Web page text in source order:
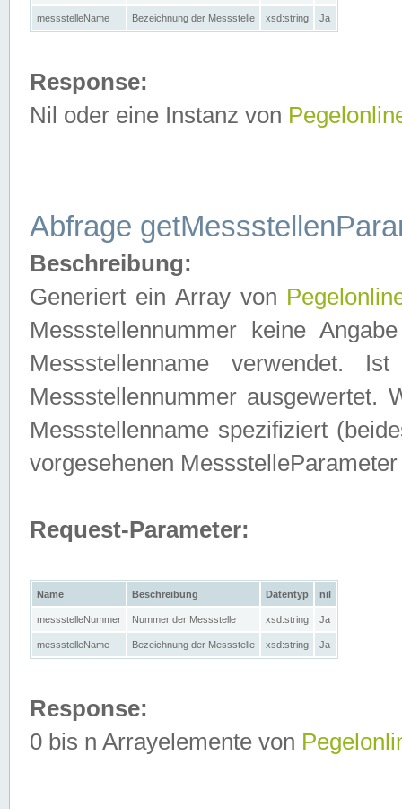
messstelleName Bezeichnung der Messstelle xsd:string Ja
Response:
Nil oder eine Instanz von
Abfrage
Beschreibung:
Generiert ein Array von
Messstellennummer keine
Messstellenname verwendet.
Messstellennummer ausgewertet.
Messstellenname spezifiziert
vorgesehenen
Request-Parameter:
Name Beschreibung Datentyp nil
messstelleNummer Nummer der Messstelle xsd:string Ja
messstelleName Bezeichnung der Messstelle xsd:string Ja
Response:
0 bis n Arrayelemente von